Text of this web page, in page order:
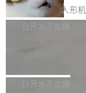
agent 有本质区别。
计是基于早期模型
细致的一份规则。 政
可以用来分析、提炼
不得生成涉及安全性
ek 获配 93.3 万股
8月6日晚间，“人形
有限公司披露IPO发
36个月。 公告显示
白开水不加糖
Bug fixes and
白开水不加糖